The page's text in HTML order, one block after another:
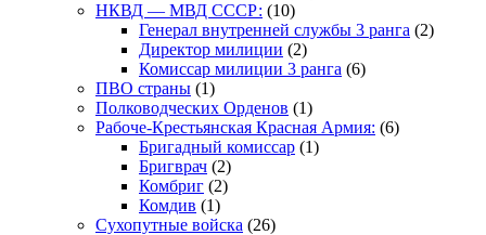
НКВД — МВД СССР: (10)
Генерал внутренней службы 3 ранга (2)
Директор милиции (2)
Комиссар милиции 3 ранга (6)
ПВО страны (1)
Полководческих Орденов (1)
Рабоче-Крестьянская Красная Армия: (6)
Бригадный комиссар (1)
Бригврач (2)
Комбриг (2)
Комдив (1)
Сухопутные войска (26)